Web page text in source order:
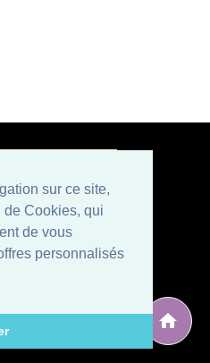
sur ce site,
de Cookies, qui
de vous
personnalisés
sécurisé
générales de vente
en Avignon (Vaucluse), spécialisé
internet.